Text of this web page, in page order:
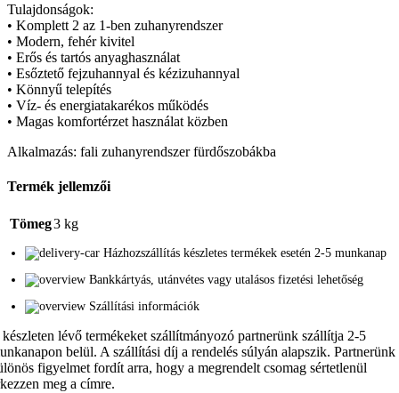
Tulajdonságok:
• Komplett 2 az 1-ben zuhanyrendszer
• Modern, fehér kivitel
• Erős és tartós anyaghasználat
• Esőztető fejzuhannyal és kézizuhannyal
• Könnyű telepítés
• Víz- és energiatakarékos működés
• Magas komfortérzet használat közben
Alkalmazás: fali zuhanyrendszer fürdőszobákba
Termék jellemzői
Tömeg3 kg
Házhozszállítás készletes termékek esetén 2-5 munkanap
Bankkártyás, utánvétes vagy utalásos fizetési lehetőség
Szállítási információk
lévő termékeket szállítmányozó partnerünk szállítja 2-5
belül. A szállítási díj a rendelés súlyán alapszik. Partnerünk
figyelmet fordít arra, hogy a megrendelt csomag sértetlenül
meg a címre.